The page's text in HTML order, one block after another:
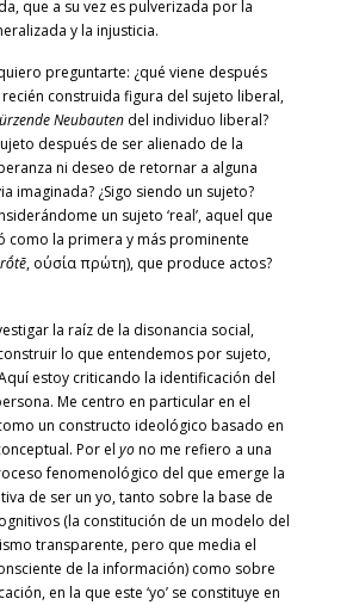
que a su vez es pulverizada por la
y la injusticia.
preguntarte: ¿qué viene después
construida figura del sujeto liberal,
Neubautendel individuo liberal?
después de ser alienado de la
ni deseo de retornar a alguna
imaginada? ¿Sigo siendo un sujeto?
un sujeto ‘real’, aquel que
como la primera y más prominente
, ούσία πρώτη), que produce actos?
la raíz de la disonancia social,
lo que entendemos por sujeto,
estoy criticando la identificación del
Me centro en particular en el
un constructo ideológico basado en
Por el yono me refiero a una
fenomenológico del que emerge la
de ser un yo, tanto sobre la base de
(la constitución de un modelo del
transparente, pero que media el
de la información) como sobre
en la que este ‘yo’ se constituye en